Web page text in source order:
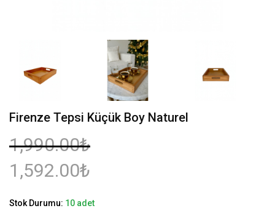
Firenze Tepsi Küçük Boy Naturel
1,990.00₺
1,592.00₺
Stok Durumu: 10 adet